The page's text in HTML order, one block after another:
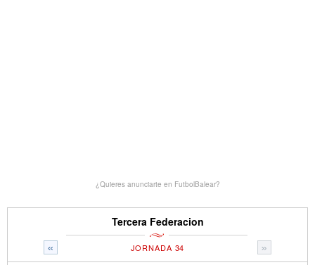
¿Quieres anunciarte en FutbolBalear?
Tercera Federacion
« »
JORNADA 34